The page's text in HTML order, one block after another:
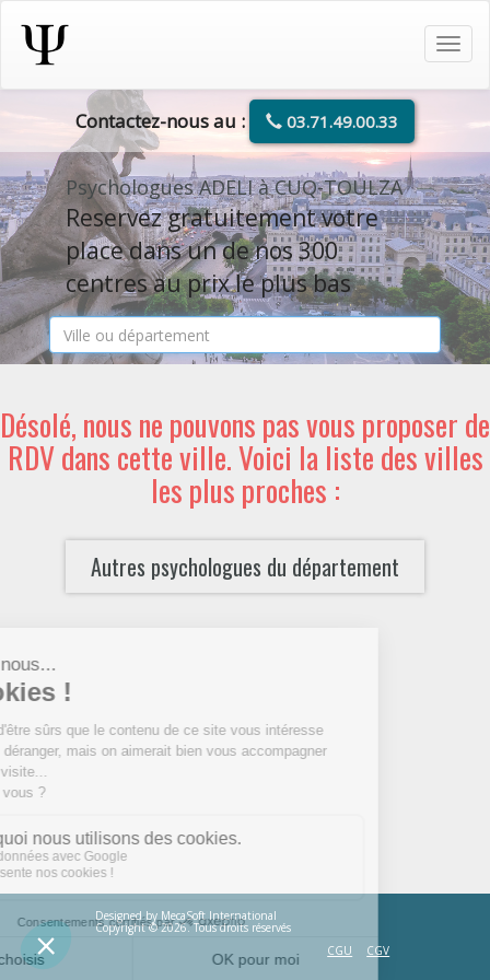
Contactez-nous au : 03.71.49.00.33
Psychologues ADELI à CUQ-TOULZA
Reservez gratuitement votre
place dans un de nos 300
centres au prix le plus bas
Désolé, nous ne pouvons pas vous proposer de
RDV dans cette ville. Voici la liste des villes
les plus proches :
Autres psychologues du département
Designed by MecaSoft International
Copyright © 2026. Tous droits réservés
CGU
CGV